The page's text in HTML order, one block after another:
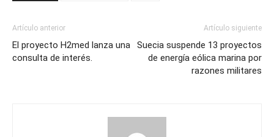
Artículo anterior
El proyecto H2med lanza una
consulta de interés.
Artículo siguiente
Suecia suspende 13 proyectos
de energía eólica marina por
razones militares